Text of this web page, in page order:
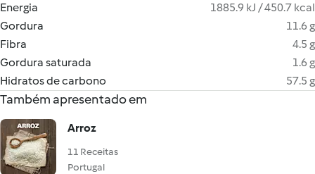
Energia
1885.9 kJ / 450.7 kcal
Gordura
11.6 g
Fibra
4.5 g
Gordura saturada
1.6 g
Hidratos de carbono
57.5 g
Também apresentado em
Arroz
11 Receitas
Portugal